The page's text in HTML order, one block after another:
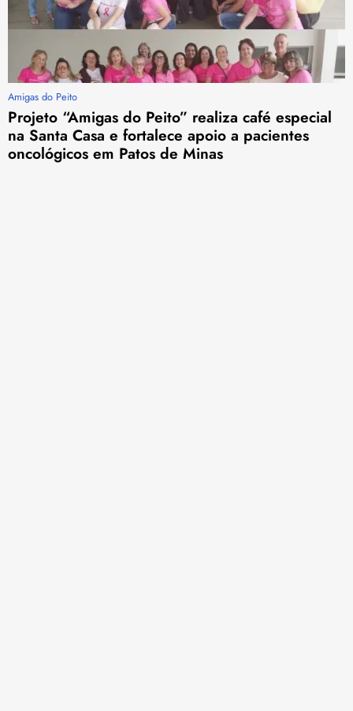
Amigas do Peito
Projeto “Amigas do Peito” realiza café especial
na Santa Casa e fortalece apoio a pacientes
oncológicos em Patos de Minas